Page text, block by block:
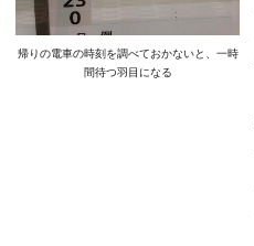
帰りの電車の時刻を調べておかないと、一時
間待つ羽目になる